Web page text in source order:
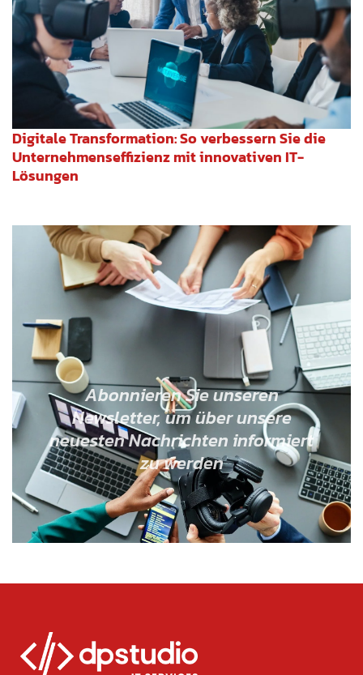
Digitale Transformation: So verbessern Sie die
Unternehmenseffizienz mit innovativen IT-
Lösungen
Abonnieren Sie unseren
Newsletter, um über unsere
neuesten Nachrichten informiert
zu werden